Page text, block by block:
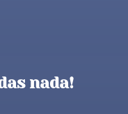
nada!